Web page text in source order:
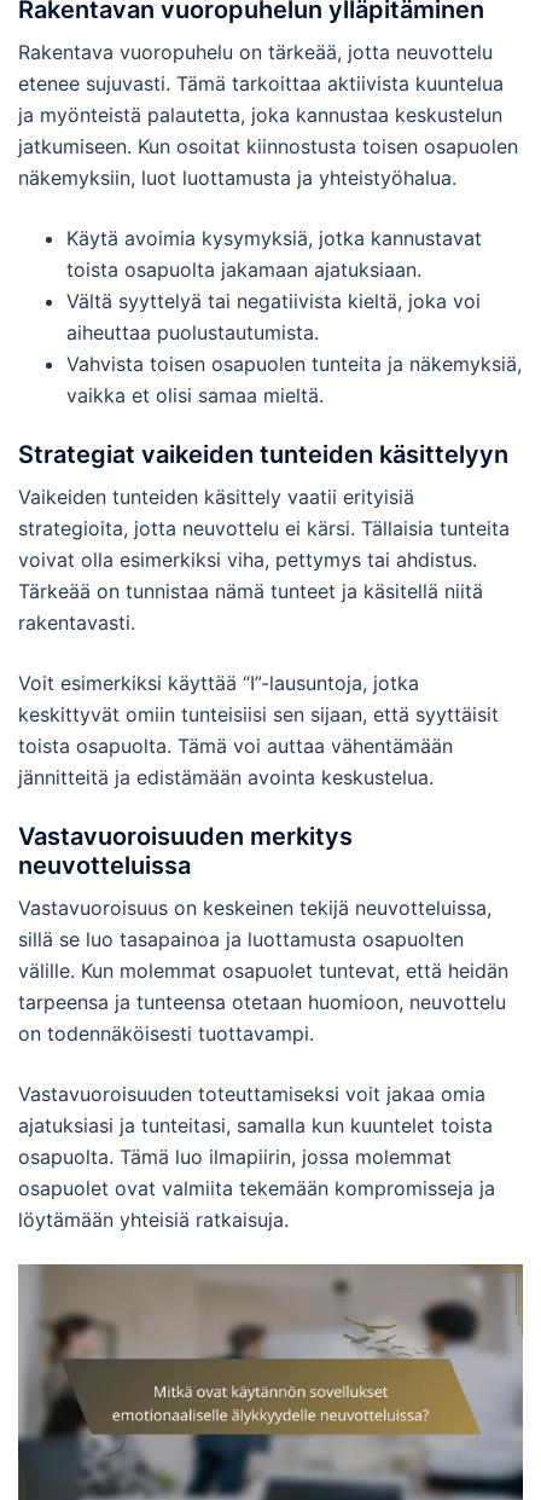
Rakentavan vuoropuhelun ylläpitäminen
Rakentava vuoropuhelu on tärkeää, jotta neuvottelu
etenee sujuvasti. Tämä tarkoittaa aktiivista kuuntelua
ja myönteistä palautetta, joka kannustaa keskustelun
jatkumiseen. Kun osoitat kiinnostusta toisen osapuolen
näkemyksiin, luot luottamusta ja yhteistyöhalua.
Käytä avoimia kysymyksiä, jotka kannustavat
toista osapuolta jakamaan ajatuksiaan.
Vältä syyttelyä tai negatiivista kieltä, joka voi
aiheuttaa puolustautumista.
Vahvista toisen osapuolen tunteita ja näkemyksiä,
vaikka et olisi samaa mieltä.
Strategiat vaikeiden tunteiden käsittelyyn
Vaikeiden tunteiden käsittely vaatii erityisiä
strategioita, jotta neuvottelu ei kärsi. Tällaisia tunteita
voivat olla esimerkiksi viha, pettymys tai ahdistus.
Tärkeää on tunnistaa nämä tunteet ja käsitellä niitä
rakentavasti.
Voit esimerkiksi käyttää “I”-lausuntoja, jotka
keskittyvät omiin tunteisiisi sen sijaan, että syyttäisit
toista osapuolta. Tämä voi auttaa vähentämään
jännitteitä ja edistämään avointa keskustelua.
Vastavuoroisuuden merkitys
neuvotteluissa
Vastavuoroisuus on keskeinen tekijä neuvotteluissa,
sillä se luo tasapainoa ja luottamusta osapuolten
välille. Kun molemmat osapuolet tuntevat, että heidän
tarpeensa ja tunteensa otetaan huomioon, neuvottelu
on todennäköisesti tuottavampi.
Vastavuoroisuuden toteuttamiseksi voit jakaa omia
ajatuksiasi ja tunteitasi, samalla kun kuuntelet toista
osapuolta. Tämä luo ilmapiirin, jossa molemmat
osapuolet ovat valmiita tekemään kompromisseja ja
löytämään yhteisiä ratkaisuja.